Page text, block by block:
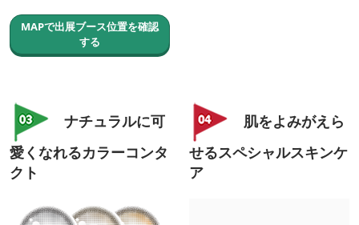
MAPで出展ブース位置を確認
する
ナチュラルに可
愛くなれるカラーコンタ
クト
肌をよみがえら
せるスペシャルスキンケ
ア